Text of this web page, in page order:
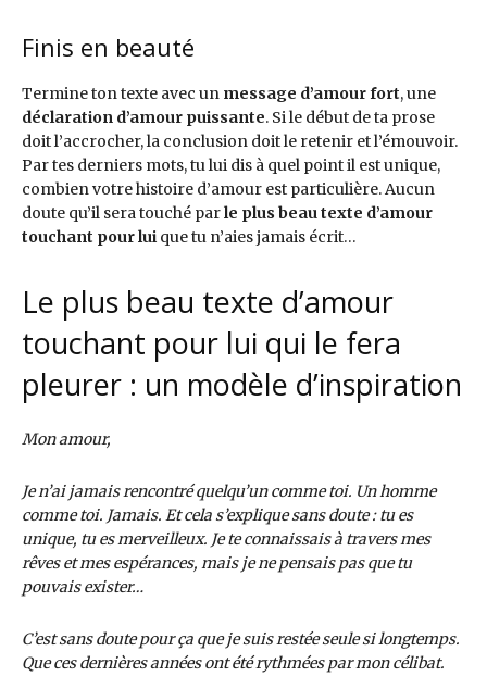
Finis en beauté
Termine ton texte avec un message d’amour fort, une
déclaration d’amour puissante. Si le début de ta prose
doit l’accrocher, la conclusion doit le retenir et l’émouvoir.
Par tes derniers mots, tu lui dis à quel point il est unique,
combien votre histoire d’amour est particulière. Aucun
doute qu’il sera touché parle plus beau texte d’amour
touchant pour lui que tu n’aies jamais écrit…
Le plus beau texte d’amour
touchant pour lui qui le fera
pleurer : un modèle d’inspiration
Mon amour,
Je n’ai jamais rencontré quelqu’un comme toi. Un homme
comme toi. Jamais. Et cela s’explique sans doute : tu es
unique, tu es merveilleux. Je te connaissais à travers mes
rêves et mes espérances, mais je ne pensais pas que tu
pouvais exister…
C’est sans doute pour ça que je suis restée seule si longtemps.
Que ces dernières années ont été rythmées par mon célibat.